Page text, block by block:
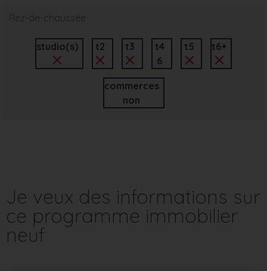
Rez-de-chaussée
studio(s) t2 t3
t4
6
t5 t6+
commerces
non
Je veux des informations sur
ce programme immobilier
neuf